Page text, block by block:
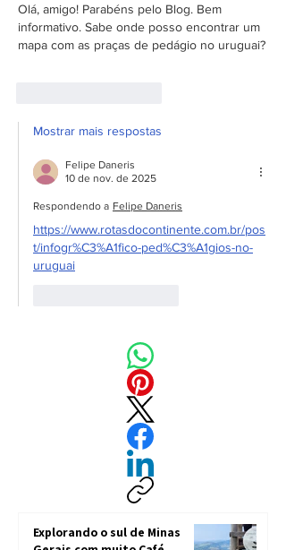
Olá, amigo! Parabéns pelo Blog. Bem
informativo. Sabe onde posso encontrar um
mapa com as praças de pedágio no uruguai?
Mostrar mais respostas
Felipe Daneris
10 de nov. de 2025
Respondendo a Felipe Daneris
https://www.rotasdocontinente.com.br/pos
t/infogr%C3%A1fico-ped%C3%A1gios-no-
uruguai
Explorando o sul de Minas